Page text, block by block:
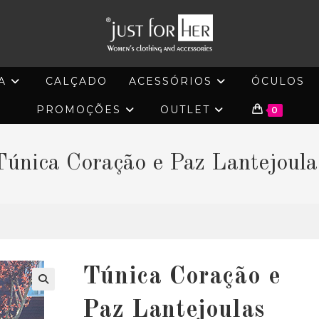
CALÇADO ACESSÓRIOS ÓCULOS
PROMOÇÕES OUTLET 0
Coração e Paz
🔍
Túnica Coração e
Paz Lantejoulas